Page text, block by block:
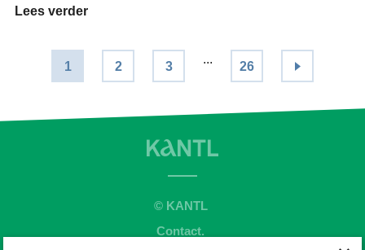
Lees verder
1 2 3
...
26
© KANTL
Contact.